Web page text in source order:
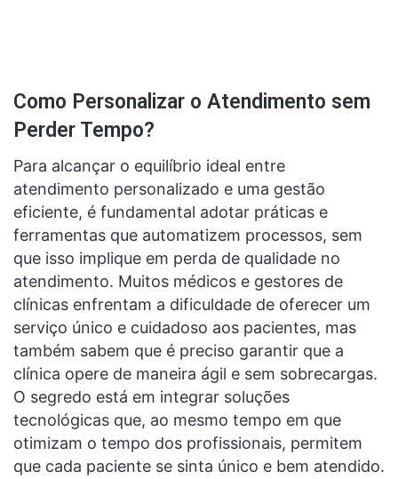
Como Personalizar o Atendimento sem
Perder Tempo?
Para alcançar o equilíbrio ideal entre
atendimento personalizado e uma gestão
eficiente, é fundamental adotar práticas e
ferramentas que automatizem processos, sem
que isso implique em perda de qualidade no
atendimento. Muitos médicos e gestores de
clínicas enfrentam a dificuldade de oferecer um
serviço único e cuidadoso aos pacientes, mas
também sabem que é preciso garantir que a
clínica opere de maneira ágil e sem sobrecargas.
O segredo está em integrar soluções
tecnológicas que, ao mesmo tempo em que
otimizam o tempo dos profissionais, permitem
que cada paciente se sinta único e bem atendido.